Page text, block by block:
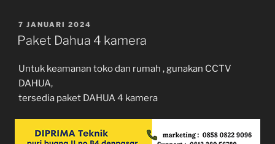
POSTED
ON
7 JANUARI 2024
Paket Dahua 4 kamera
Untuk keamanan toko dan rumah , gunakan CCTV
DAHUA,
tersedia paket DAHUA 4 kamera